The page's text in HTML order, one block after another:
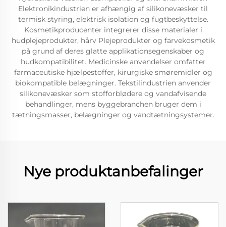
Elektronikindustrien er afhængig af silikonevæsker til
termisk styring, elektrisk isolation og fugtbeskyttelse.
Kosmetikproducenter integrerer disse materialer i
hudplejeprodukter, hårv Plejeprodukter og farvekosmetik
på grund af deres glatte applikationsegenskaber og
hudkompatibilitet. Medicinske anvendelser omfatter
farmaceutiske hjælpestoffer, kirurgiske smøremidler og
biokompatible belægninger. Tekstilindustrien anvender
silikonevæsker som stofforblødere og vandafvisende
behandlinger, mens byggebranchen bruger dem i
tætningsmasser, belægninger og vandtætningsystemer.
Nye produktanbefalinger